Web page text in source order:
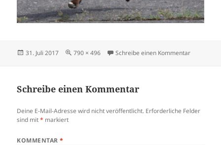
Veröffentlicht
31. Juli 2017 Originalgröße
790 × 496 Schreibe einen Kommentarzu
Schreibe einen Kommentar
Deine E-Mail-Adresse wird nicht veröffentlicht. Erforderliche Felder
sind mit* markiert
KOMMENTAR*